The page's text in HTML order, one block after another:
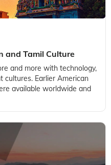
and Tamil Culture
and more with technology,
Earlier American
available worldwide and